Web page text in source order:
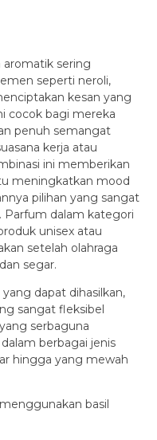
aromatik sering
seperti neroli,
kesan yang
cocok bagi mereka
penuh semangat
kerja atau
ini memberikan
meningkatkan mood
pilihan yang sangat
Parfum dalam kategori
unisex atau
setelah olahraga
segar.
dapat dihasilkan,
sangat fleksibel
serbaguna
berbagai jenis
hingga yang mewah
basil